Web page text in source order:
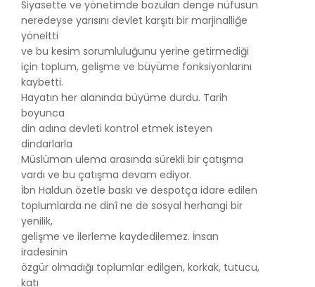
Siyasette ve yönetimde bozulan denge nüfusun
neredeyse yarısını devlet karşıtı bir marjinalliğe
yöneltti
ve bu kesim sorumluluğunu yerine getirmediği
için toplum, gelişme ve büyüme fonksiyonlarını
kaybetti.
Hayatın her alanında büyüme durdu. Tarih
boyunca
din adına devleti kontrol etmek isteyen
dindarlarla
Müslüman ulema arasında sürekli bir çatışma
vardı ve bu çatışma devam ediyor.
İbn Haldun özetle baskı ve despotça idare edilen
toplumlarda ne dinî ne de sosyal herhangi bir
yenilik,
gelişme ve ilerleme kaydedilemez. İnsan
iradesinin
özgür olmadığı toplumlar edilgen, korkak, tutucu,
katı